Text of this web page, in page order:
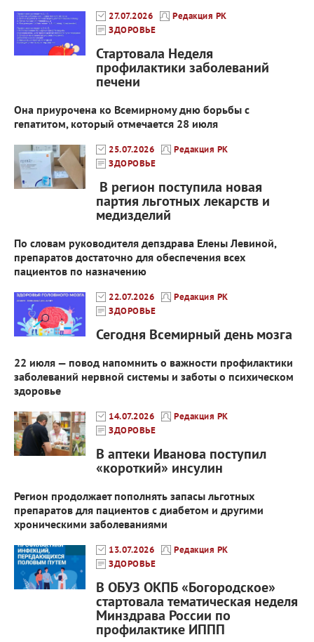
27.07.2026
Редакция РК
ЗДОРОВЬЕ
Стартовала Неделя
профилактики заболеваний
печени
Она приурочена ко Всемирному дню борьбы с
гепатитом, который отмечается 28 июля
25.07.2026
Редакция РК
ЗДОРОВЬЕ
В регион поступила новая
партия льготных лекарств и
медизделий
По словам руководителя депздрава Елены Левиной,
препаратов достаточно для обеспечения всех
пациентов по назначению
22.07.2026
Редакция РК
ЗДОРОВЬЕ
Сегодня Всемирный день мозга
22 июля — повод напомнить о важности профилактики
заболеваний нервной системы и заботы о психическом
здоровье
14.07.2026
Редакция РК
ЗДОРОВЬЕ
В аптеки Иванова поступил
«короткий» инсулин
Регион продолжает пополнять запасы льготных
препаратов для пациентов с диабетом и другими
хроническими заболеваниями
13.07.2026
Редакция РК
ЗДОРОВЬЕ
В ОБУЗ ОКПБ «Богородское»
стартовала тематическая неделя
Минздрава России по
профилактике ИППП